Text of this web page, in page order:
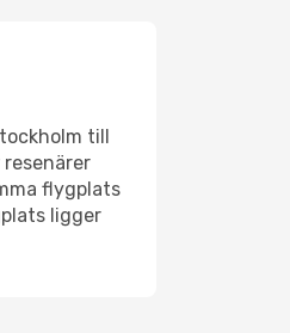
till
flygplats
ligger